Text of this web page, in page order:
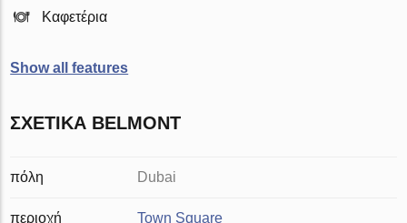
Καφετέρια
Show all features
ΣΧΕΤΙΚΆ BELMONT
πόλη Dubai
περιοχή Town Square